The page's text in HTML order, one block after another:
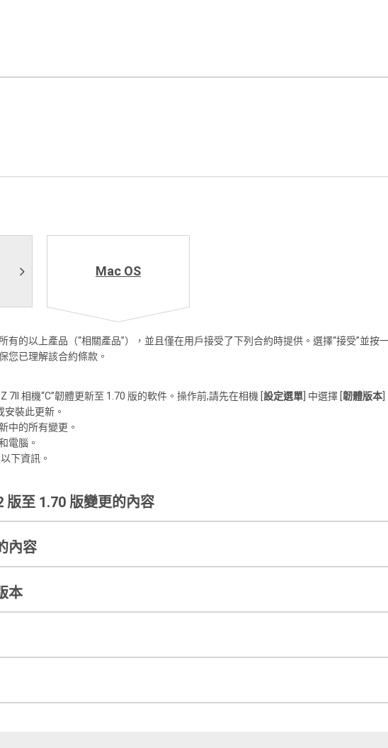
Mac OS
有的以上產品（“相關產品”），並且僅在用戶接受了下列合約時提供。選擇“接受”並按
您已理解該合約條款。
7II 相機“C”韌體更新至 1.70 版的軟件。操作前,請先在相機 [ 設定選單 ] 中選擇 [ 韌體版本
安裝此更新。
中的所有變更。
電腦。
下資訊。
版至 1.70 版變更的內容
內容
本